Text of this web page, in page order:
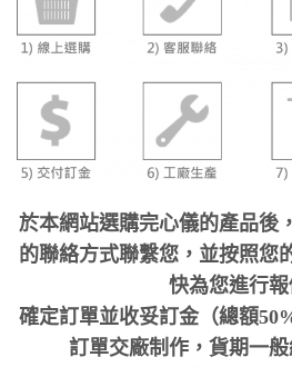
於本網站選購完心儀的產品後
的聯絡方式聯繫您，並按照您
快為您進行報
確定訂單並收妥訂金（總額
訂單交廠制作，貨期一般